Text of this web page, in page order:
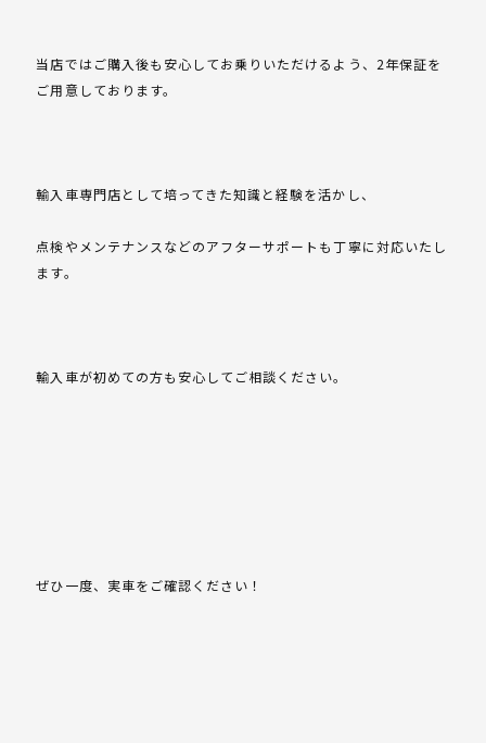
当店ではご購入後も安心してお乗りいただけるよう、2年保証を
ご用意しております。
輸入車専門店として培ってきた知識と経験を活かし、
点検やメンテナンスなどのアフターサポートも丁寧に対応いたし
ます。
輸入車が初めての方も安心してご相談ください。
ぜひ一度、実車をご確認ください！